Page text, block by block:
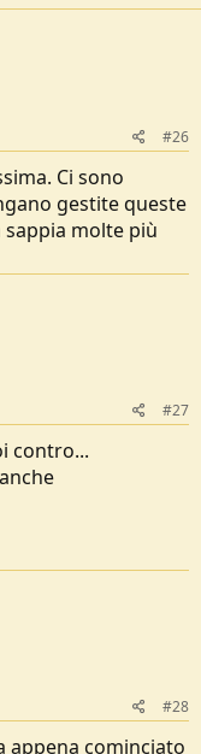
#26
Ci sono
gestite queste
sappia molte più
#27
contro...
#28
appena cominciato